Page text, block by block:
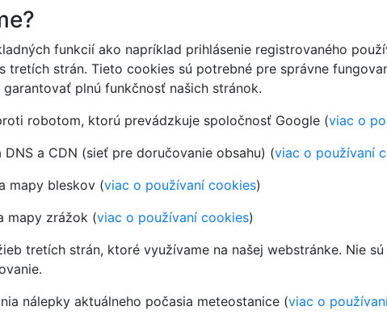
funkcií ako napríklad prihlásenie registrovaného
tretích strán. Tieto cookies sú potrebné pre správne
plnú funkčnosť našich stránok.
robotom, ktorú prevádzkuje spoločnosť Google (viac o
a CDN (sieť pre doručovanie obsahu) (viac o používaní
mapy bleskov (viac o používaní cookies)
mapy zrážok (viac o používaní cookies)
tretích strán, ktoré využívame na našej webstránke. Nie
nálepky aktuálneho počasia meteostanice (viac o